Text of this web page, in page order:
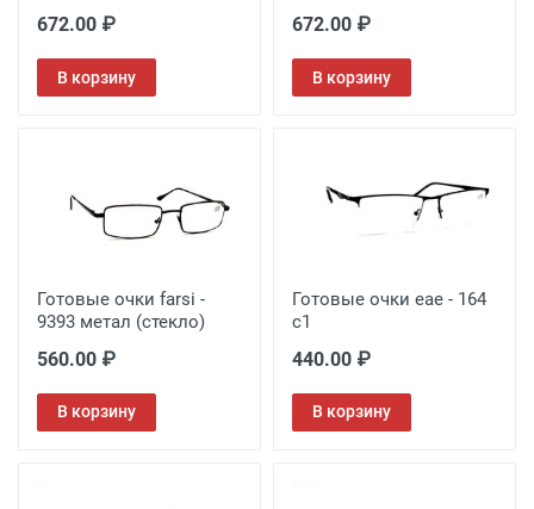
672.00 ₽
В корзину
672.00 ₽
В корзину
Готовые очки farsi -
9393 метал (стекло)
560.00 ₽
В корзину
Готовые очки eae - 164
с1
440.00 ₽
В корзину